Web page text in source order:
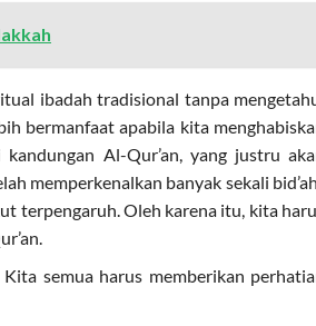
ibadah tradisional tanpa
bermanfaat apabila kita
Al-Qur’an, yang justru
memperkenalkan banyak sekali
terpengaruh. Oleh karena itu, kita
semua harus memberikan